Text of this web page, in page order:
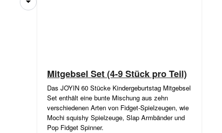
Mitgebsel Set (4-9 Stück pro Teil)
Das JOYIN 60 Stücke Kindergeburtstag Mitgebsel
Set enthält eine bunte Mischung aus zehn
verschiedenen Arten von Fidget-Spielzeugen, wie
Mochi squishy Spielzeuge, Slap Armbänder und
Pop Fidget Spinner.